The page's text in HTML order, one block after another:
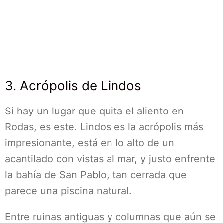
3. Acrópolis de Lindos
Si hay un lugar que quita el aliento en
Rodas, es este. Lindos es la acrópolis más
impresionante, está en lo alto de un
acantilado con vistas al mar, y justo enfrente
la bahía de San Pablo, tan cerrada que
parece una piscina natural.
Entre ruinas antiguas y columnas que aún se